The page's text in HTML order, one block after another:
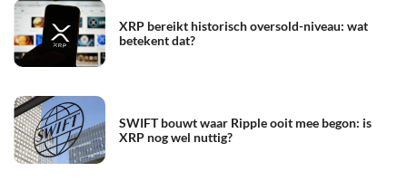
XRP bereikt historisch oversold-niveau: wat
betekent dat?
SWIFT bouwt waar Ripple ooit mee begon: is
XRP nog wel nuttig?